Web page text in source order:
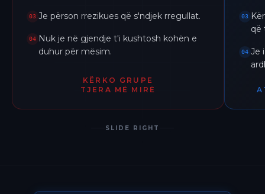
03 Je përson rrezikues që s'ndjek rregullat.
04 Nuk je në gjendje t'i kushtosh kohën e
duhur për mësim.
KËRKO GRUPE
TJERA MË MIRË
03
që
04 Je
SLIDE RIGHT